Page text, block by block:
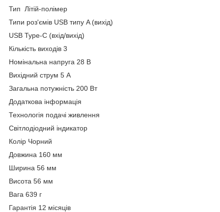
Тип Літій-полімер
Типи роз'ємів USB типу A (вихід)
USB Type-C (вхід/вихід)
Кількість виходів 3
Номінальна напруга 28 В
Вихідний струм 5 А
Загальна потужність 200 Вт
Додаткова інформація
Технологія подачі живлення
Світлодіодний індикатор
Колір Чорний
Довжина 160 мм
Ширина 56 мм
Висота 56 мм
Вага 639 г
Гарантія 12 місяців